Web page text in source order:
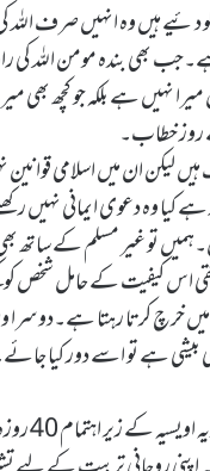
دئیے ہیں وہ انہیں صرف
بھی بندہ مومن اللہ
میرا نہیں ہے بلکہ جو
روز خطاب۔
ان میں اسلامی قوانین
کیا وہ دعوی ایمانی نہیں
تو غیر مسلم کے ساتھ
اس کیفیت کے حامل شخص
راہ میں خرچ کرتا رہتا
ہے تو اسے دور کیا
یاد